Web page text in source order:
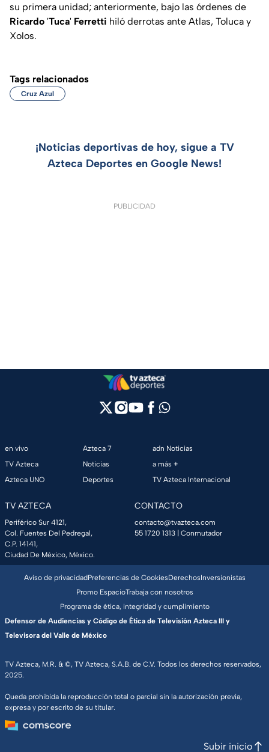
su primera unidad; anteriormente, bajo las órdenes de
Ricardo 'Tuca' Ferretti hiló derrotas ante Atlas, Toluca y
Xolos.
Tags relacionados
Cruz Azul
¡Noticias deportivas de hoy, sigue a TV
Azteca Deportes en Google News!
PUBLICIDAD
en vivo
TV Azteca
Azteca UNO
Azteca 7
Noticias
Deportes
adn Noticias
a más +
TV Azteca Internacional
TV AZTECA
Periférico Sur 4121,
Col. Fuentes Del Pedregal,
C.P. 14141,
Ciudad De México, México.
CONTACTO
contacto@tvazteca.com
55 1720 1313 | Conmutador
TV Azteca, M.R. & ©, TV Azteca, S.A.B. de C.V. Todos los derechos reservados,
2025.
Queda prohibida la reproducción total o parcial sin la autorización previa,
expresa y por escrito de su titular.
Aviso de privacidadPreferencias de CookiesDerechosInversionistas
Promo EspacioTrabaja con nosotros
Programa de ética, integridad y cumplimiento
Defensor de Audiencias y Código de Ética de Televisión Azteca III y
Televisora del Valle de México
Subir inicio